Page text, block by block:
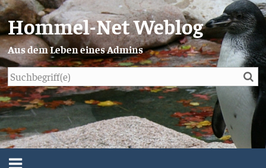
Hommel-Net Weblog
Aus dem Leben eines Admins